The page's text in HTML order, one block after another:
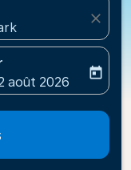
close
labelreturn-date-
août 2026
today